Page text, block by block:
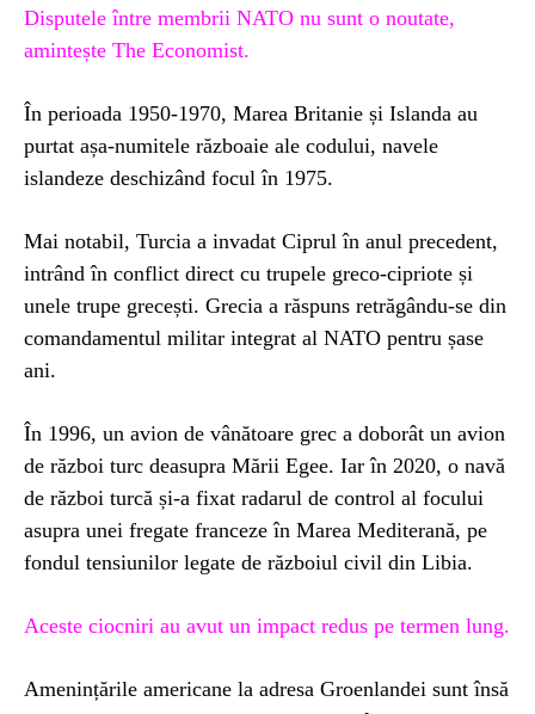
Disputele între membrii NATO nu sunt o noutate,
amintește The Economist.
În perioada 1950-1970, Marea Britanie și Islanda au
purtat așa-numitele războaie ale codului, navele
islandeze deschizând focul în 1975.
Mai notabil, Turcia a invadat Ciprul în anul precedent,
intrând în conflict direct cu trupele greco-cipriote și
unele trupe grecești. Grecia a răspuns retrăgându-se din
comandamentul militar integrat al NATO pentru șase
ani.
În 1996, un avion de vânătoare grec a doborât un avion
de război turc deasupra Mării Egee. Iar în 2020, o navă
de război turcă și-a fixat radarul de control al focului
asupra unei fregate franceze în Marea Mediterană, pe
fondul tensiunilor legate de războiul civil din Libia.
Aceste ciocniri au avut un impact redus pe termen lung.
Amenințările americane la adresa Groenlandei sunt însă